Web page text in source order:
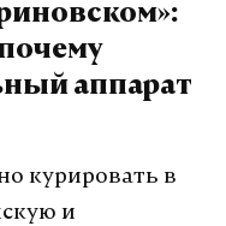
аппарат
курировать в
и